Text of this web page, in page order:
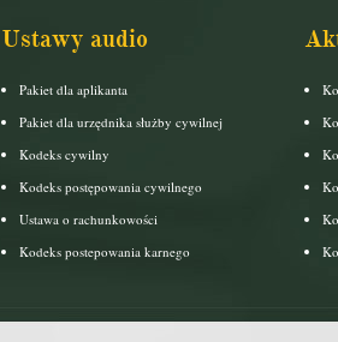
Ustawy audio
Pakiet dla aplikanta
Pakiet dla urzędnika służby cywilnej
Kodeks cywilny
Kodeks postępowania cywilnego
Ustawa o rachunkowości
Kodeks postepowania karnego